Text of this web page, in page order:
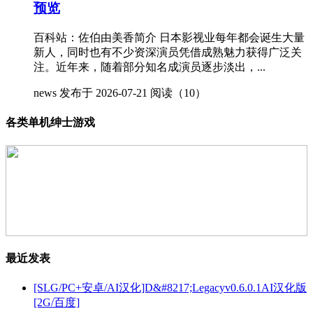
预览
百科站：佐伯由美香简介 日本影视业每年都会诞生大量
新人，同时也有不少资深演员凭借成熟魅力获得广泛关
注。近年来，随着部分知名成演员逐步淡出，...
news 发布于 2026-07-21 阅读（10）
各类单机绅士游戏
最近发表
[SLG/PC+安卓/AI汉化]D&#8217;Legacyv0.6.0.1AI汉化版
[2G/百度]